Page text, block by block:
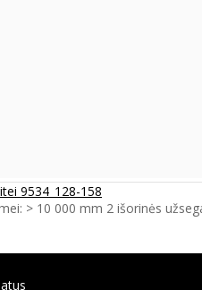
9534_128-158
> 10 000 mm 2 išorinės